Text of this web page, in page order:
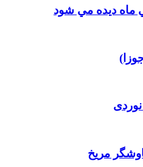
ماه ديده مي شود
مريخ